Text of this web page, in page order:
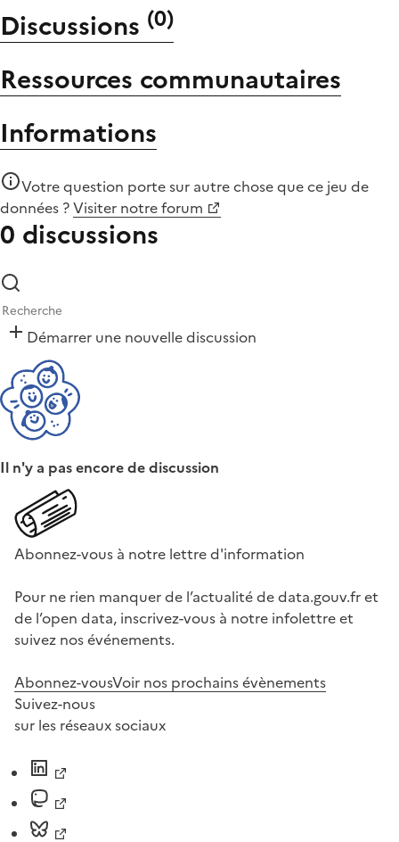
Discussions (0)
Ressources communautaires
Informations
Votre question porte sur autre chose quece jeu de
données ?Visiter notre forum
0 discussions
Démarrer une nouvelle discussion
Il n'y a pas encore de discussion
Abonnez-vous à notre lettre d'information
Pour ne rien manquer de l’actualité de data.gouv.fr et
de l’open data, inscrivez-vous à notre infolettre et
suivez nos événements.
Abonnez-vousVoir nos prochains évènements
Suivez-nous
sur les réseaux sociaux